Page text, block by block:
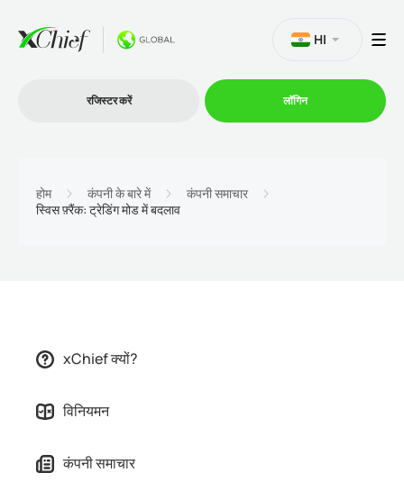
भागीदारों के लिये
HI
रजिस्टर करें लॉगिन
होम कंपनी के बारे में
कंपनी समाचार
स्विस फ़्रैंक: ट्रेडिंग मोड में बदलाव
xChief क्यों?
विनियमन
कंपनी समाचार